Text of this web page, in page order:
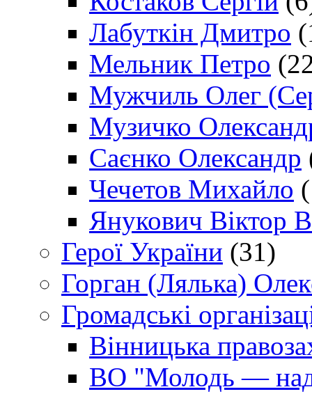
Лабуткін Дмитро
Мельник Петро
Мужчиль Олег
Музичко
Саєнко Олександр
Чечетов Михайло
Янукович Віктор
Герої України (31)
Горган (Лялька)
Громадські
Вінницька
ВО "Молодь —